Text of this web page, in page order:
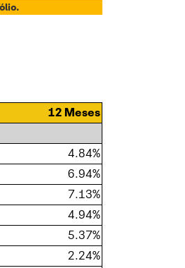
12 Meses
4.84%
6.94%
7.13%
4.94%
5.37%
2.24%